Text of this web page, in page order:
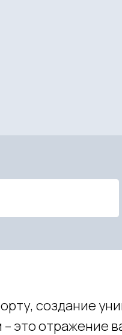
создание
это отражение